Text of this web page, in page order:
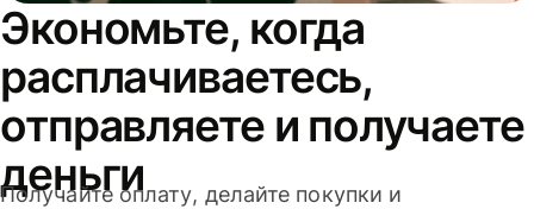
Экономьте, когда
расплачиваетесь,
отправляете и получаете
деньги
Получайте оплату, делайте покупки и